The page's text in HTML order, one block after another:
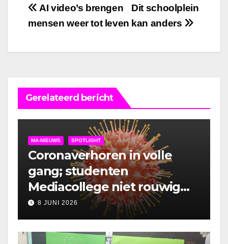
Bericht
navigatie
Dit schoolplein
kan anders
AI video’s brengen
mensen weer tot leven
Gerelateerd bericht
MA-NIEUWS SPOTLIGHT
Coronaverhoren in volle
gang; studenten
Mediacollege niet rouwig
om lockdown
8 JUNI 2026